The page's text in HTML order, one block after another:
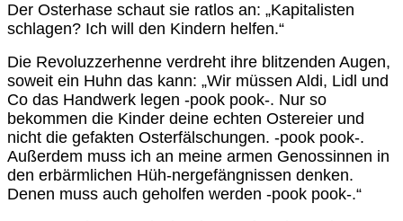
Der Osterhase schaut sie ratlos an: „Kapitalisten
schlagen? Ich will den Kindern helfen.“
Die Revoluzzerhenne verdreht ihre blitzenden Augen,
soweit ein Huhn das kann: „Wir müssen Aldi, Lidl und
Co das Handwerk legen -pook pook-. Nur so
bekommen die Kinder deine echten Ostereier und
nicht die gefakten Osterfälschungen. -pook pook-.
Außerdem muss ich an meine armen Genossinnen in
den erbärmlichen Hüh-nergefängnissen denken.
Denen muss auch geholfen werden -pook pook-.“